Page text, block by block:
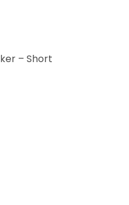
– Short